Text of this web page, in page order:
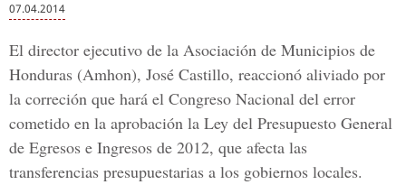
07.04.2014
El director ejecutivo de la Asociación de Municipios de
Honduras (Amhon), José Castillo, reaccionó aliviado por
la correción que hará el Congreso Nacional del error
cometido en la aprobación la Ley del Presupuesto General
de Egresos e Ingresos de 2012, que afecta las
transferencias presupuestarias a los gobiernos locales.